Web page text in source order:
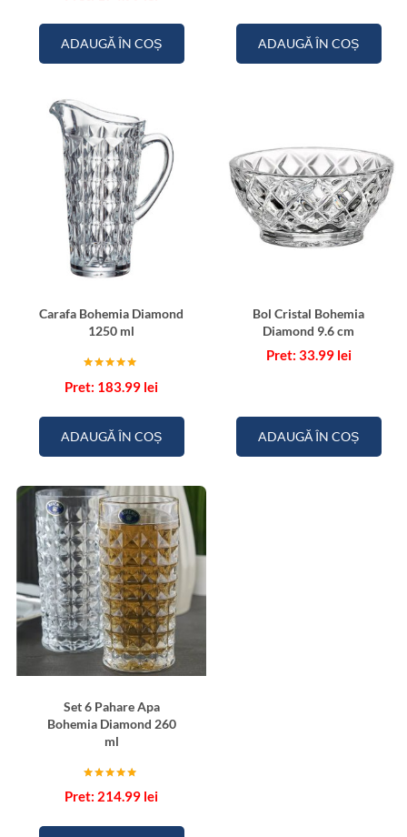
ADAUGĂ ÎN COȘ ADAUGĂ ÎN COȘ
Carafa Bohemia Diamond
1250 ml
5.00
183.99 lei
ADAUGĂ ÎN COȘ
Bol Cristal Bohemia
Diamond 9.6 cm
33.99 lei
ADAUGĂ ÎN COȘ
Set 6 Pahare Apa
Bohemia Diamond 260
ml
5.00
214.99 lei